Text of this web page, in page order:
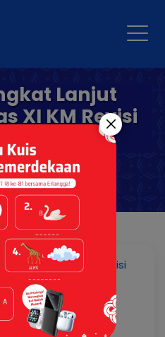
Lanjut
XI KM Revisi
MA Kelas XI KM Revisi